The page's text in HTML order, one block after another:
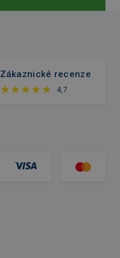
Zákaznické recenze
4,7